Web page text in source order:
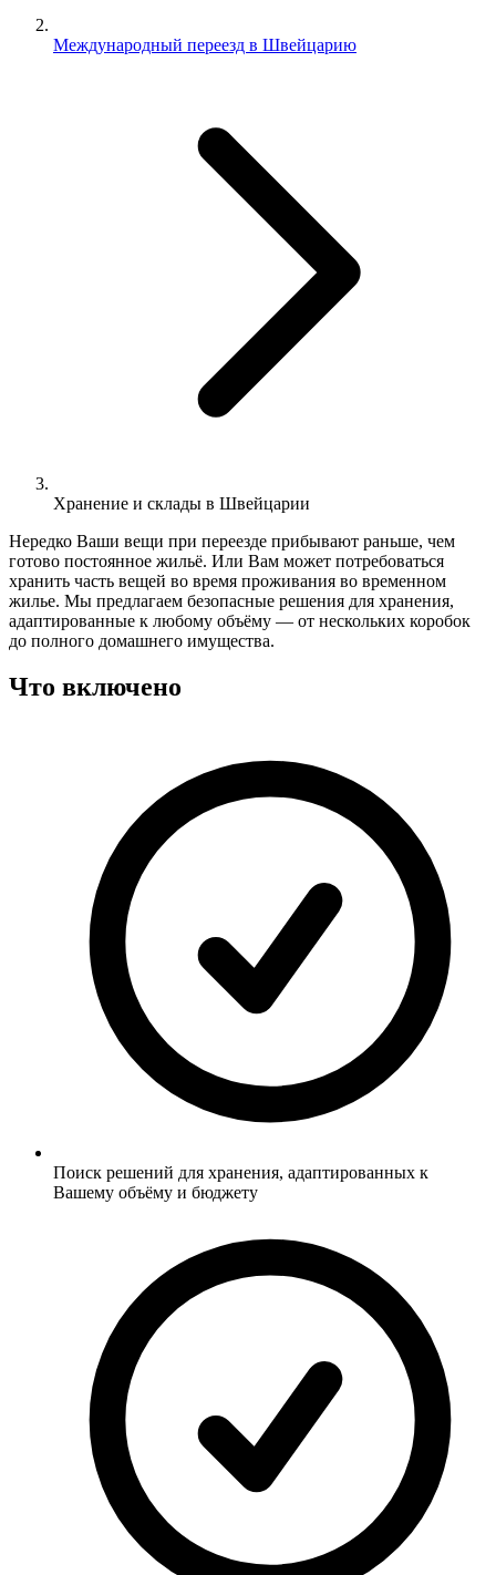
Международный переезд в Швейцарию
Хранение и склады в Швейцарии
Нередко Ваши вещи при переезде прибывают раньше, чем
готово постоянное жильё. Или Вам может потребоваться
хранить часть вещей во время проживания во временном
жилье. Мы предлагаем безопасные решения для хранения,
адаптированные к любому объёму — от нескольких коробок
до полного домашнего имущества.
Что включено
Поиск решений для хранения, адаптированных к
Вашему объёму и бюджету